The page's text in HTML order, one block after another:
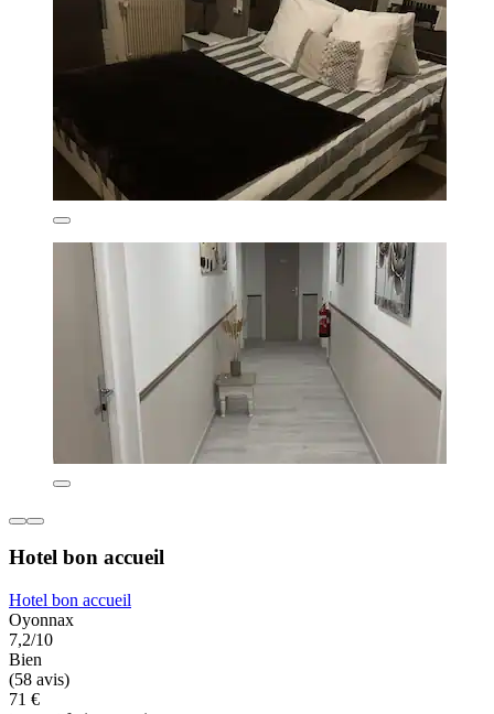
Hotel bon accueil
Hotel bon accueil
Oyonnax
7,2/10
Bien
(58 avis)
71 €